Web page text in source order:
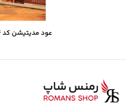
عود مدیتیشن کد 124